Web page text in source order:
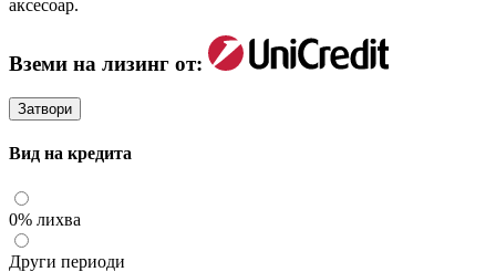
аксесоар.
Вземи на лизинг от:
Затвори
Вид на кредита
0% лихва
Други периоди